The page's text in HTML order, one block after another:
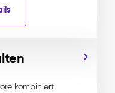
kombiniert